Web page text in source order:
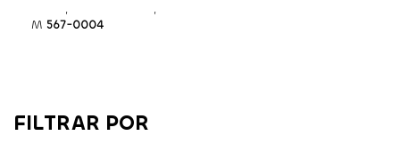
M 567-0004
FILTRAR POR